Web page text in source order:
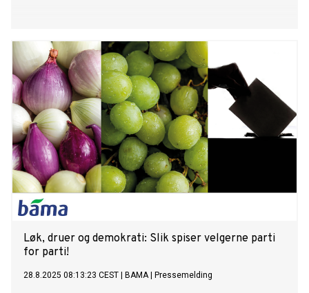
Løk, druer og demokrati: Slik spiser velgerne parti
for parti!
28.8.2025 08:13:23 CEST BAMA| Pressemelding